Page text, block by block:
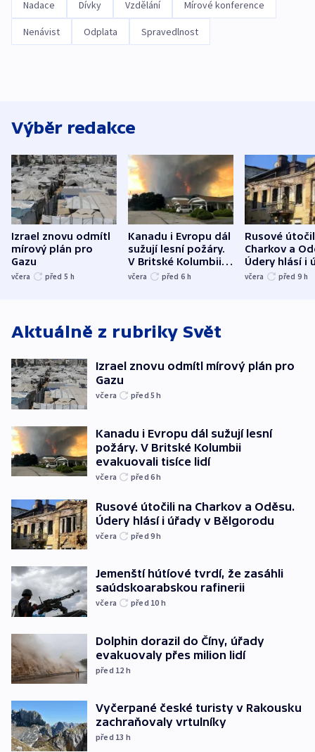
Nadace Dívky Vzdělání Mírové konference
Nenávist Odplata Spravedlnost
Výběr redakce
Izrael znovu odmítl
mírový plán pro
Gazu
včera před 5 h
Kanadu i Evropu dál
sužují lesní požáry.
V Britské Kolumbii
evakuovali tisíce lidí
včera před 6 h
Rusové
Charkov a
Údery hlásí i
Bělgorodu
včera před 9 h
Aktuálně z rubriky Svět
Izrael znovu odmítl mírový plán pro
Gazu
včera před 5h
Kanadu i Evropu dál sužují lesní
požáry. V Britské Kolumbii
evakuovali tisíce lidí
včera před 6h
Rusové útočili na Charkov a Oděsu.
Údery hlásí i úřady v Bělgorodu
včera před 9h
Jemenští hútíové tvrdí, že zasáhli
saúdskoarabskou rafinerii
včera před 10 h
Dolphin dorazil do Číny, úřady
evakuovaly přes milion lidí
před 12 h
Vyčerpané české turisty v Rakousku
zachraňovaly vrtulníky
před 13 h